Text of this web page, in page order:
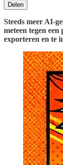
Delen
Steeds meer AI-
meteen tegen
exporteren en te